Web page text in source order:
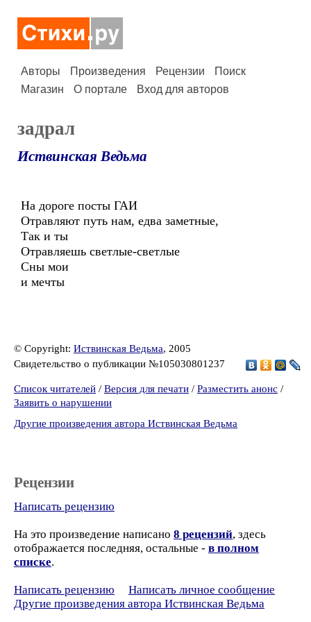
Авторы Произведения Рецензии
Поиск
Магазин
О портале Вход для авторов
задрал
Иствинская Ведьма
На дороге посты ГАИ
Отравляют путь нам, едва заметные,
Так и ты
Отравляешь светлые-светлые
Сны мои
и мечты
© Copyright: Иствинская Ведьма, 2005
Свидетельство о публикации №105030801237
Список читателей / Версия для печати / Разместить анонс /
Заявить о нарушении
Другие произведения автора Иствинская Ведьма
Рецензии
Написать рецензию
На это произведение написано 8 рецензий, здесь
отображается последняя, остальные - в полном
списке.
Написать рецензию
Написать личное сообщение
Другие произведения автора Иствинская Ведьма